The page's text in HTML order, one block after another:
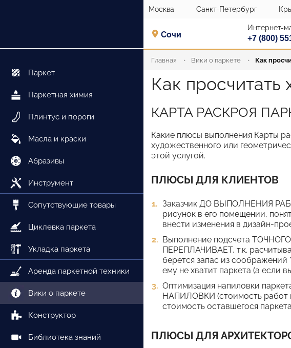
Москва Санкт-Петербург
Сочи
Интернет-
+7 (800)
Паркет
Паркетная химия
Плинтус и пороги
Масла и краски
Абразивы
Инструмент
Сопутствующие товары
Циклевка паркета
Укладка паркета
Аренда паркетной техники
Вики о паркете
Конструктор
Библиотека знаний
Главная Вики о паркете Как
Как просчитать
КАРТА РАСКРОЯ
Какие плюсы выполнения Карты
художественного или
этой услугой.
ПЛЮСЫ ДЛЯ КЛИЕНТОВ
Заказчик ДО ВЫПОЛНЕНИЯ
рисунок в его помещении,
внести изменения в дизайн-
Выполнение подсчета
ПЕРЕПЛАЧИВАЕТ, т.к.
берется запас из
ему не хватит паркета (а если
Оптимизация напиловки
НАПИЛОВКИ (стоимость работ
стоимость оставшегося
ПЛЮСЫ ДЛЯ